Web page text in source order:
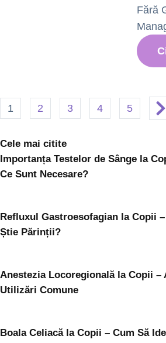
Fără
1 2 3 4 5
Cele mai citite
Importanța Testelor de Sânge la
Ce Sunt Necesare?
Refluxul Gastroesofagian la Copii
Știe Părinții?
Anestezia Locoregională la Copii –
Utilizări Comune
Boala Celiacă la Copii – Cum Să